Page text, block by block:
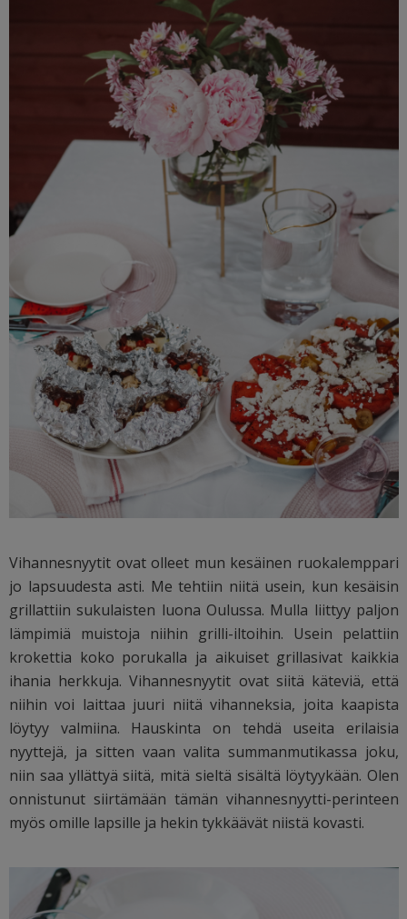
Vihannesnyytit ovat olleet mun kesäinen ruokalemppari
jo lapsuudesta asti. Me tehtiin niitä usein, kun kesäisin
grillattiin sukulaisten luona Oulussa. Mulla liittyy paljon
lämpimiä muistoja niihin grilli-iltoihin. Usein pelattiin
krokettia koko porukalla ja aikuiset grillasivat kaikkia
ihania herkkuja. Vihannesnyytit ovat siitä käteviä, että
niihin voi laittaa juuri niitä vihanneksia, joita kaapista
löytyy valmiina. Hauskinta on tehdä useita erilaisia
nyyttejä, ja sitten vaan valita summanmutikassa joku,
niin saa yllättyä siitä, mitä sieltä sisältä löytyykään. Olen
onnistunut siirtämään tämän vihannesnyytti-perinteen
myös omille lapsille ja hekin tykkäävät niistä kovasti.